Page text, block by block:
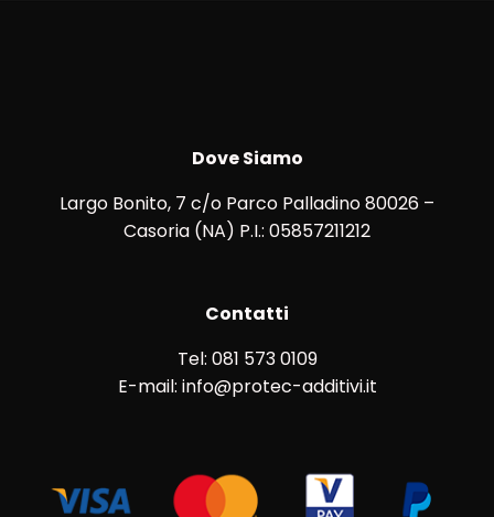
Dove Siamo
Largo Bonito, 7 c/o Parco Palladino 80026 –
Casoria (NA) P.I.: 05857211212
Contatti
Tel: 081 573 0109
E-mail: info@protec-additivi.it